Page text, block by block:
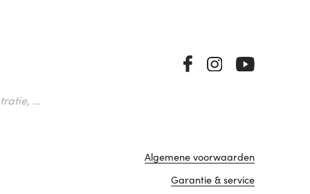
...
Algemene voorwaarden
Garantie & service